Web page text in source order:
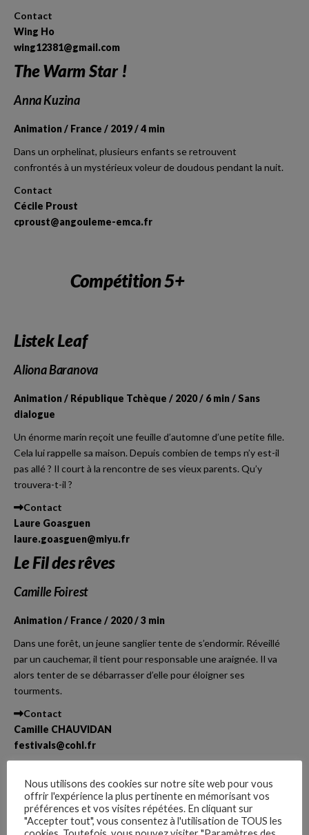
Contact
Wing Ho
wing12381@gmail.com
The Warm Star !
Anna Kuzina
Animation / France / 2019 / 4 min
Dans un orphelinat, plusieurs enfants se retrouvent
confrontés à un mystérieux voleur de doudous pendant la nuit.
Contact
Cécile Proust
cproust@angouleme-emca.fr
Compétition 5+
Listek Leaf
Aliona Baranova
Animation / République Tchèque / 2020 / 6 min / Sans
dialogue
Un énorme marin reçoit une feuille d’automne d’une petite fille.
Cela lui rappelle sa maison. Depuis combien de temps n’y est-il
pas allé ? Il court à la rencontre de ses vieux parents. Qu’y
trouvera-t-il ?
Contact
Laure Goasguen
laure.goasguen@miyu.fr
Le Fil des rêves
Camille Foirest
Animation / France / 2020 / 3 min
Dans une forêt, un jeune sanglier tente de s’endormir. Réveillé
par un cauchemar, il tient pour responsable une araignée. Il va
alors tenter de se débarrasser d’elle pour éloigner ses
tourments.
Contact
Camille CHAUVIDAN
festivals@cohl.fr
Alla Vartanyan
Animation / Russie / 2020 / 11 min / Sans dialogue
Nous utilisons des cookies sur notre site web pour vous
offrir l'expérience la plus pertinente en mémorisant vos
préférences et vos visites répétées. En cliquant sur
"Accepter tout", vous consentez à l'utilisation de TOUS les